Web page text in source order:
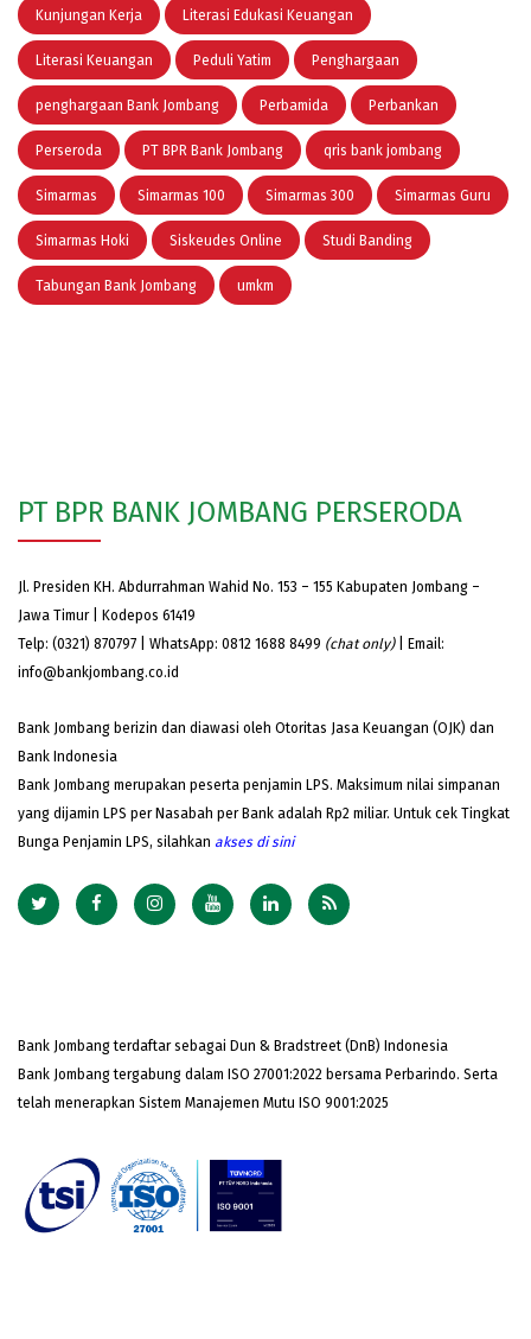
Kunjungan Kerja Literasi Edukasi Keuangan
Literasi Keuangan Peduli Yatim Penghargaan
penghargaan Bank Jombang Perbamida Perbankan
Perseroda PT BPR Bank Jombang qris bank jombang
Simarmas Simarmas 100 Simarmas 300 Simarmas Guru
Simarmas Hoki Siskeudes Online Studi Banding
Tabungan Bank Jombang umkm
PT BPR BANK JOMBANG PERSERODA
Jl. Presiden KH. Abdurrahman Wahid No. 153 – 155 Kabupaten Jombang –
Jawa Timur | Kodepos 61419
Telp: (0321) 870797 | WhatsApp: 0812 1688 8499 (chat only)| Email:
info@bankjombang.co.id
Bank Jombang berizin dan diawasi oleh Otoritas Jasa Keuangan (OJK) dan
Bank Indonesia
Bank Jombang merupakan peserta penjamin LPS. Maksimum nilai simpanan
yang dijamin LPS per Nasabah per Bank adalah Rp2 miliar. Untuk cek Tingkat
Bunga Penjamin LPS, silahkan akses di sini
Bank Jombang terdaftar sebagai Dun & Bradstreet (DnB) Indonesia
Bank Jombang tergabung dalam ISO 27001:2022 bersama Perbarindo. Serta
telah menerapkan Sistem Manajemen Mutu ISO 9001:2025